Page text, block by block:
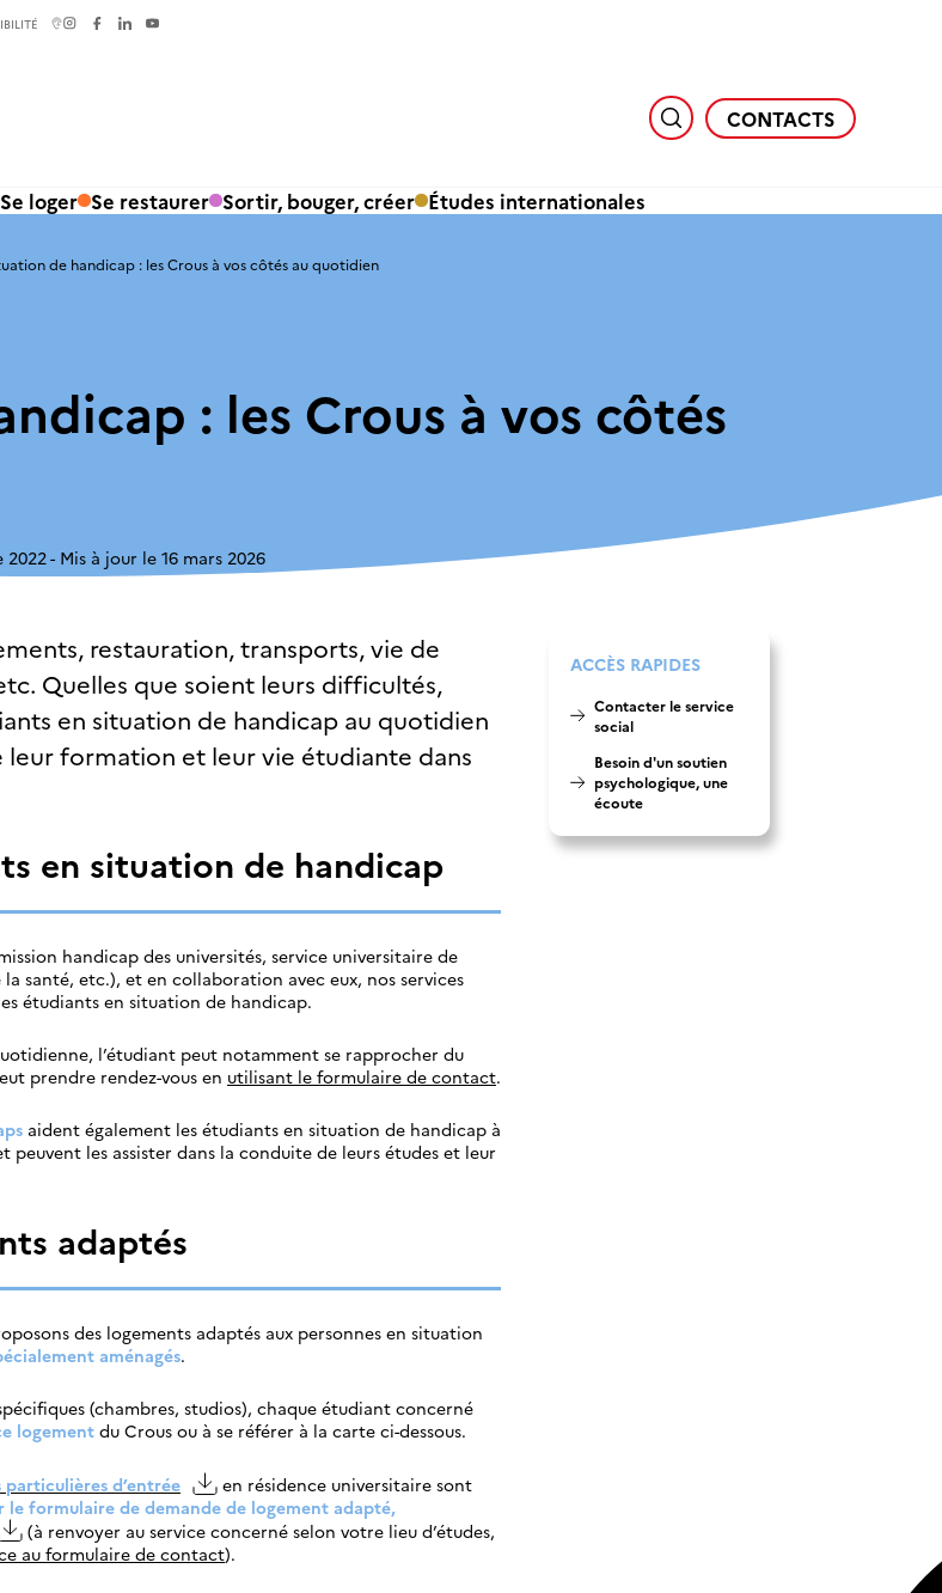
CONTACTS
Se loger Se restaurer Sortir, bouger, créer Études internationales
de handicap : les Crous à vos côtés au quotidien
: les Crous à vos côtés
2022 Mis à jour le 16 mars 2026
restauration, transports, vie de
Quelles que soient leurs difficultés,
en situation de handicap au quotidien
formation et leur vie étudiante dans
en situation de handicap
handicap des universités, service universitaire de
santé, etc.), et en collaboration avec eux, nos services
étudiants en situation de handicap.
l’étudiant peut notamment se rapprocher du
prendre rendez-vous en utilisant le formulaire de contact.
aident également les étudiants en situation de handicap à
les assister dans la conduite de leurs études et leur
adaptés
des logements adaptés aux personnes en situation
aménagés.
(chambres, studios), chaque étudiant concerné
logement du Crous ou à se référer à la carte ci-dessous.
particulières d’entrée
en résidence universitaire sont
le formulaire de demande de logement adapté,
(à renvoyer au service concerné selon votre lieu d’études,
au formulaire de contact).
ACCÈS RAPIDES
Contacter le service
social
Besoin d'un soutien
psychologique, une
écoute